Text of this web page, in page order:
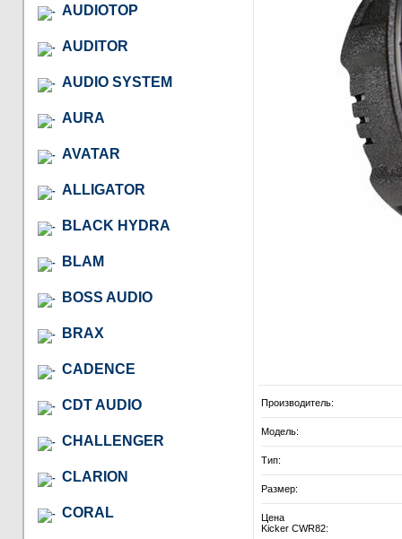
AUDIOTOP
AUDITOR
AUDIO SYSTEM
AURA
AVATAR
ALLIGATOR
BLACK HYDRA
BLAM
BOSS AUDIO
BRAX
CADENCE
CDT AUDIO
CHALLENGER
CLARION
CORAL
Производитель:
Модель:
Тип:
Размер:
Цена
Kicker CWR82: